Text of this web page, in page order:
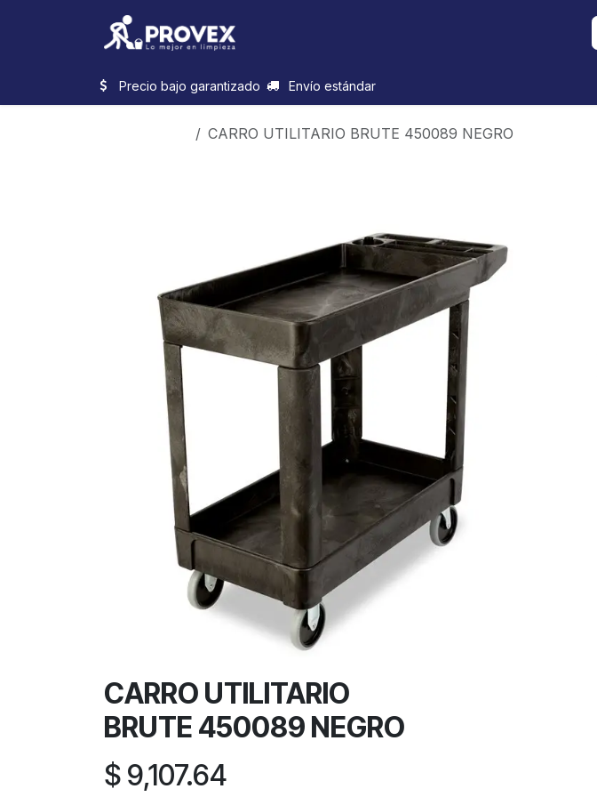
Precio bajo garantizado Envío estándar
CARRO UTILITARIO BRUTE 450089 NEGRO
CARRO UTILITARIO
BRUTE 450089 NEGRO
$ 9,107.64